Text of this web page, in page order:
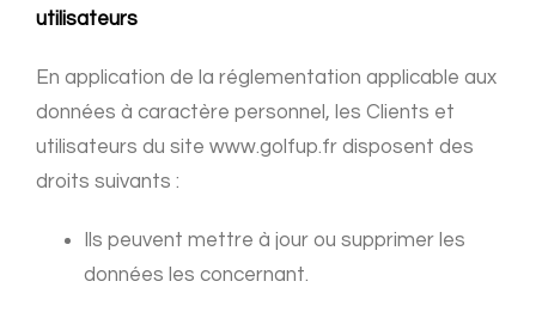
utilisateurs
En application de la réglementation applicable aux
données à caractère personnel, les Clients et
utilisateurs du site www.golfup.fr disposent des
droits suivants :
Ils peuvent mettre à jour ou supprimer les
données les concernant.